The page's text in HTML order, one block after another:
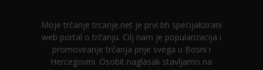
Moje trčanje trcanje.net je prvi bh specijalizirani
web portal o trčanju. Cilj nam je popularizacija i
promoviranje trčanja prije svega u Bosni i
Hercegovini. Osobit naglasak stavljamo na